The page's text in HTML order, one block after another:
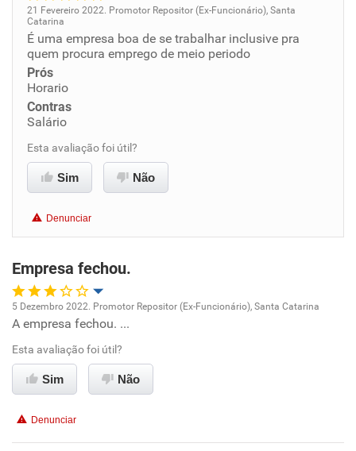
Oportunidade de promoção
Ambiente de trabalho
Conciliação com a vida familiar
Benefícios
Recomenda esta empresa
Recomenda a diretoria
21 Fevereiro 2022. Promotor Repositor (Ex-Funcionário), Santa
Catarina
É uma empresa boa de se trabalhar inclusive pra
quem procura emprego de meio periodo
Prós
Horario
Contras
Salário
Esta avaliação foi útil?
Sim Não
Denunciar
Empresa fechou.
Oportunidade de promoção
Ambiente de trabalho
Benefícios
5 Dezembro 2022. Promotor Repositor (Ex-Funcionário), Santa Catarina
A empresa fechou. ...
Esta avaliação foi útil?
Sim Não
Denunciar